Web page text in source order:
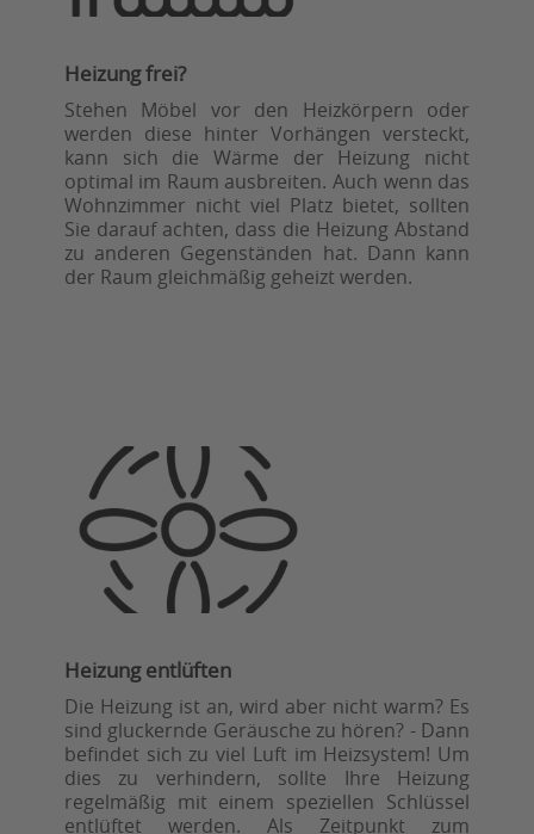
Heizung frei?
Stehen Möbel vor den Heizkörpern oder
werden diese hinter Vorhängen versteckt,
kann sich die Wärme der Heizung nicht
optimal im Raum ausbreiten. Auch wenn das
Wohnzimmer nicht viel Platz bietet, sollten
Sie darauf achten, dass die Heizung Abstand
zu anderen Gegenständen hat. Dann kann
der Raum gleichmäßig geheizt werden.
Heizung entlüften
Die Heizung ist an, wird aber nicht warm? Es
sind gluckernde Geräusche zu hören? - Dann
befindet sich zu viel Luft im Heizsystem! Um
dies zu verhindern, sollte Ihre Heizung
regelmäßig mit einem speziellen Schlüssel
entlüftet werden. Als Zeitpunkt zum